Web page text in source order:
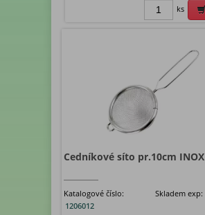
ks
Cedníkové síto pr.10cm INOX
Katalogové číslo:
1206012
Skladem exp: